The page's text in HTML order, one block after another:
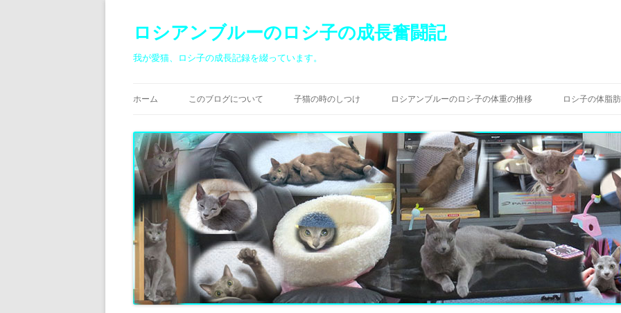
ロシアンブルーのロシ子の成長奮闘記
我が愛猫、ロシ子の成長記録を綴っています。
ン
へ
ス
キ
ッ
プ
ホーム このブログについて 子猫の時のしつけ ロシアンブルーのロシ子の体重の推移 ロシ子の体脂